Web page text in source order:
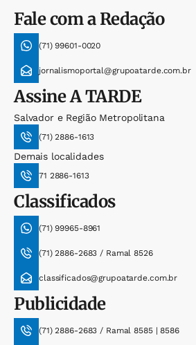
Fale com a Redação
(71) 99601-0020
jornalismoportal@grupoatarde.com.br
AssineA TARDE
Salvador e Região Metropolitana
(71) 2886-1613
Demais localidades
71 2886-1613
Classificados
(71) 99965-8961
(71) 2886-2683 / Ramal 8526
classificados@grupoatarde.com.br
Publicidade
(71) 2886-2683 / Ramal 8585 | 8586